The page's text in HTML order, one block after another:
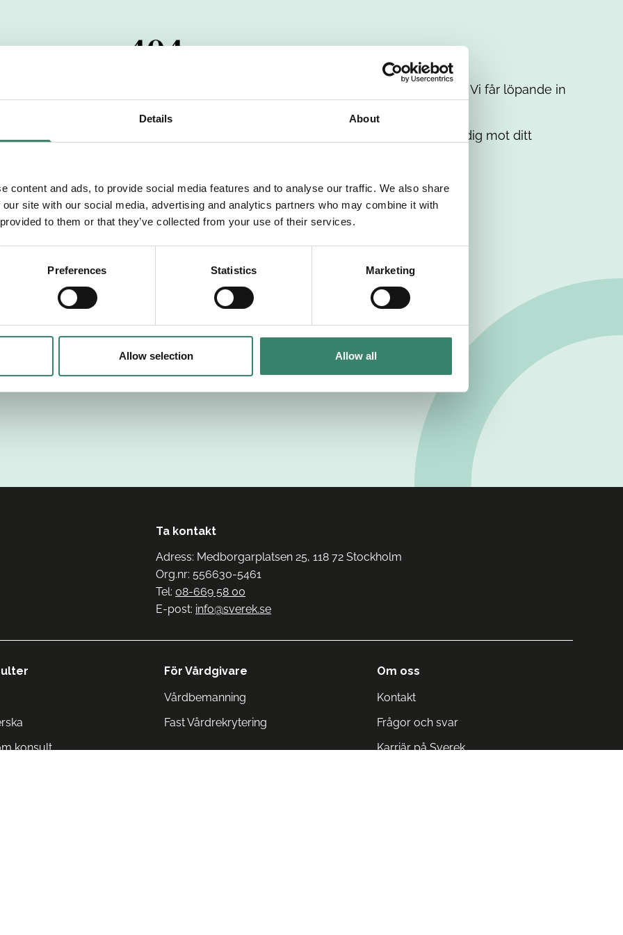
Details About
content and ads, to provide social media features and to analyse our traffic. We also share
site with our social media, advertising and analytics partners who may combine it with
to them or that they’ve collected from your use of their services.
Preferences Statistics Marketing
Allow selection Allow all
404
har passerats. Vi uppskattar verkligen ditt intresse. Misströsta inte. Vi får löpande in
dig med mer information om våra aktuella uppdrag. Tillsammans matchar vi dig mot ditt
Tillbaka till Sverek
Ta kontakt
Adress: Medborgarplatsen 25, 118 72 Stockholm
Org.nr: 556630-5461
Tel: 08-669 58 00
E-post: info@sverek.se
konsult
För Vårdgivare
Vårdbemanning
Fast Vårdrekrytering
Om oss
Kontakt
Frågor och svar
Karriär på Sverek